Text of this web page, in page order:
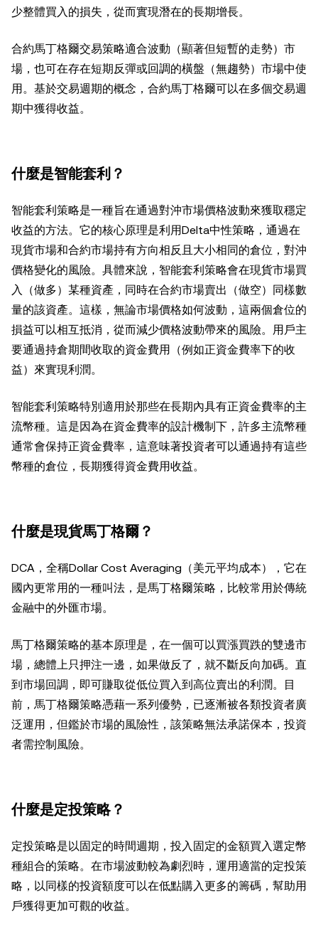
少整體買入的損失，從而實現潛在的長期增長。
合約馬丁格爾交易策略適合波動（顯著但短暫的走勢）市
場，也可在存在短期反彈或回調的橫盤（無趨勢）市場中使
用。基於交易週期的概念，合約馬丁格爾可以在多個交易週
期中獲得收益。
什麼是智能套利？
智能套利策略是一種旨在通過對沖市場價格波動來獲取穩定
收益的方法。它的核心原理是利用Delta中性策略，通過在
現貨市場和合約市場持有方向相反且大小相同的倉位，對沖
價格變化的風險。具體來說，智能套利策略會在現貨市場買
入（做多）某種資產，同時在合約市場賣出（做空）同樣數
量的該資產。這樣，無論市場價格如何波動，這兩個倉位的
損益可以相互抵消，從而減少價格波動帶來的風險。用戶主
要通過持倉期間收取的資金費用（例如正資金費率下的收
益）來實現利潤。
智能套利策略特別適用於那些在長期內具有正資金費率的主
流幣種。這是因為在資金費率的設計機制下，許多主流幣種
通常會保持正資金費率，這意味著投資者可以通過持有這些
幣種的倉位，長期獲得資金費用收益。
什麼是現貨馬丁格爾？
DCA，全稱Dollar Cost Averaging（美元平均成本），它在
國內更常用的一種叫法，是馬丁格爾策略，比較常用於傳統
金融中的外匯市場。
馬丁格爾策略的基本原理是，在一個可以買漲買跌的雙邊市
場，總體上只押注一邊，如果做反了，就不斷反向加碼。直
到市場回調，即可賺取從低位買入到高位賣出的利潤。目
前，馬丁格爾策略憑藉一系列優勢，已逐漸被各類投資者廣
泛運用，但鑑於市場的風險性，該策略無法承諾保本，投資
者需控制風險。
什麼是定投策略？
定投策略是以固定的時間週期，投入固定的金額買入選定幣
種組合的策略。在市場波動較為劇烈時，運用適當的定投策
略，以同樣的投資額度可以在低點購入更多的籌碼，幫助用
戶獲得更加可觀的收益。